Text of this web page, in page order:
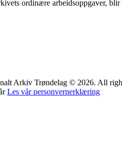
ordinære arbeidsoppgaver,
Arkiv Trøndelag © 2026. All
Les vår personvernerklæring